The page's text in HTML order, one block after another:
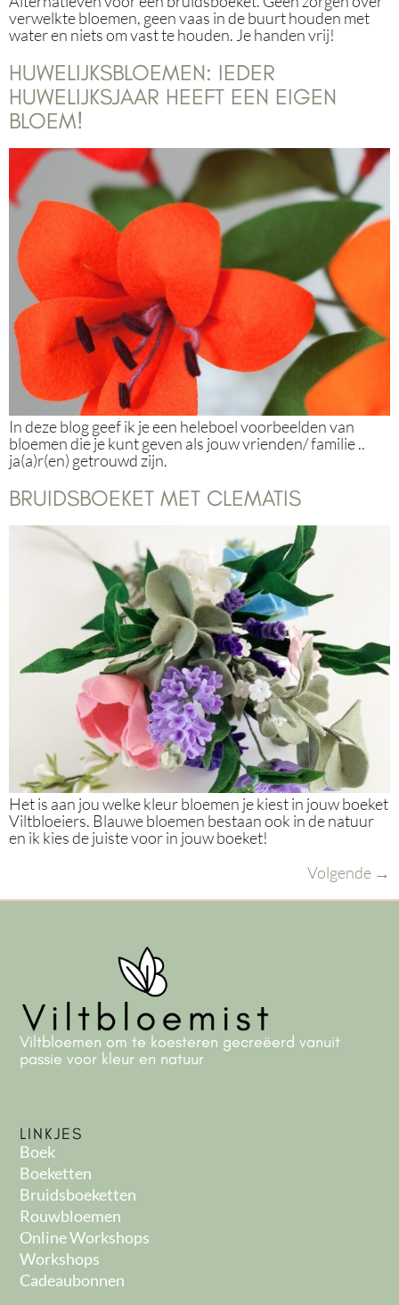
verwelkte bloemen, geen vaas in de buurt houden met
water en niets om vast te houden. Je handen vrij!
HUWELIJKSBLOEMEN: IEDER
HUWELIJKSJAAR HEEFT EEN EIGEN
BLOEM!
In deze blog geef ik je een heleboel voorbeelden van
bloemen die je kunt geven als jouw vrienden/ familie ..
ja(a)r(en) getrouwd zijn.
BRUIDSBOEKET MET CLEMATIS
Het is aan jou welke kleur bloemen je kiest in jouw boeket
Viltbloeiers. Blauwe bloemen bestaan ook in de natuur
en ik kies de juiste voor in jouw boeket!
Volgende →
Viltbloemen om te koesteren gecreëerd vanuit
passie voor kleur en natuur
LINKJES
Boek
Boeketten
Bruidsboeketten
Rouwbloemen
Online Workshops
Workshops
Cadeaubonnen